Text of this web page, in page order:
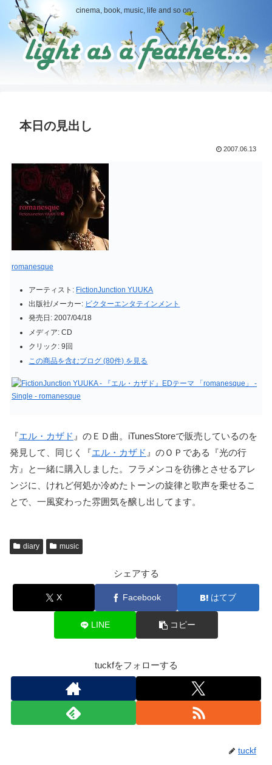
cinema, book, music, life and so on...
本日の見出し
2007.06.13
romanesque
アーティスト: FictionJunction YUUKA
出版社/メーカー: ビクターエンタテインメント
発売日: 2007/04/18
メディア: CD
クリック : 9回
この商品を含むブログ (80件) を見る
『エル・カザド 』のＥＤ曲。iTunesStoreで販売しているのを
発見して、同じく『エル・カザド 』のＯＰである『光の行
方』と一緒に購入しました。フラメンコを彷彿とさせるアレ
ンジに、けれど何処か冷めたトーンの旋律と歌声を乗せるこ
とで、一風変わった雰囲気を醸し出してます。
diary music
シェアする
X Facebook はてブ
LINE コピー
tuckfをフォローする
tuckf